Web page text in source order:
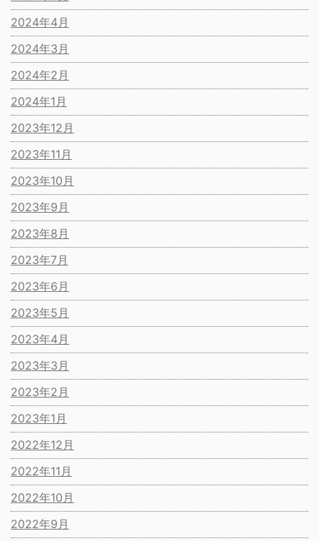
2024年4月
2024年3月
2024年2月
2024年1月
2023年12月
2023年11月
2023年10月
2023年9月
2023年8月
2023年7月
2023年6月
2023年5月
2023年4月
2023年3月
2023年2月
2023年1月
2022年12月
2022年11月
2022年10月
2022年9月